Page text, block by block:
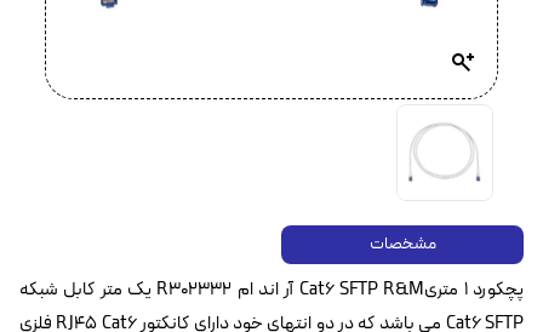
مشخصات
پچکورد ۱ متریCat6 SFTP R&M آر اند ام R302332 یک متر کابل شبکه
Cat6 SFTP می باشد که در دو انتهای خود دارای کانکتور RJ45 Cat6 فلزی